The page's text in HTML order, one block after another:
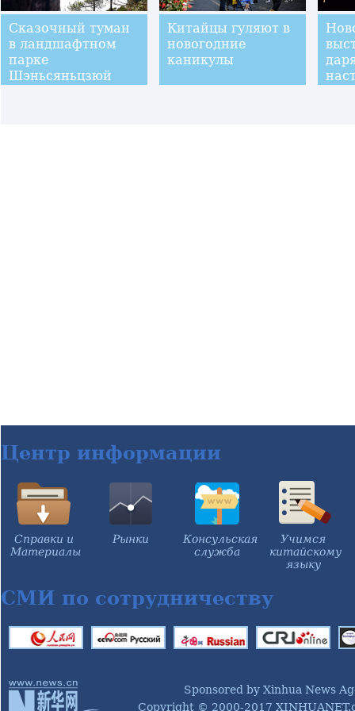
Сказочный туман
в ландшафтном
парке
Шэньсяньцзюй
Китайцы гуляют в
новогодние
каникулы
Центр информации
Справки и
Материалы
Рынки
Консульская
служба
Учимся
китайскому
языку
СМИ по сотрудничеству
Sponsored by Xinhua News
Copyright © 2000-2017